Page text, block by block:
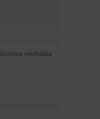
Compra verificada